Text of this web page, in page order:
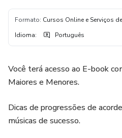
Formato: Cursos Online e Serviços
Idioma: Português
Você terá acesso ao E-book
Maiores e Menores.
Dicas de progressões de
músicas de sucesso.